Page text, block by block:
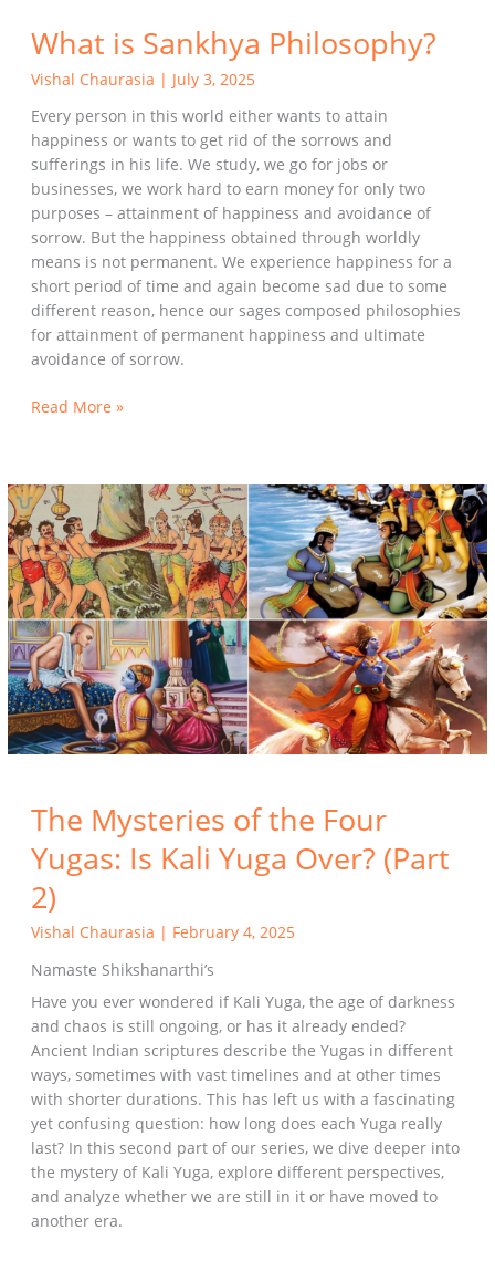
What is Sankhya Philosophy?
Vishal Chaurasia | July 3, 2025
Every person in this world either wants to attain
happiness or wants to get rid of the sorrows and
sufferings in his life. We study, we go for jobs or
businesses, we work hard to earn money for only two
purposes – attainment of happiness and avoidance of
sorrow. But the happiness obtained through worldly
means is not permanent. We experience happiness for a
short period of time and again become sad due to some
different reason, hence our sages composed philosophies
for attainment of permanent happiness and ultimate
avoidance of sorrow.
Read More »
The Mysteries of the Four
Yugas: Is Kali Yuga Over? (Part
2)
Vishal Chaurasia | February 4, 2025
Namaste Shikshanarthi’s
Have you ever wondered if Kali Yuga, the age of darkness
and chaos is still ongoing, or has it already ended?
Ancient Indian scriptures describe the Yugas in different
ways, sometimes with vast timelines and at other times
with shorter durations. This has left us with a fascinating
yet confusing question: how long does each Yuga really
last? In this second part of our series, we dive deeper into
the mystery of Kali Yuga, explore different perspectives,
and analyze whether we are still in it or have moved to
another era.
The
Mysteries
of
the
Four
Yugas:
Is
Kali
Yuga
Over?
(Part